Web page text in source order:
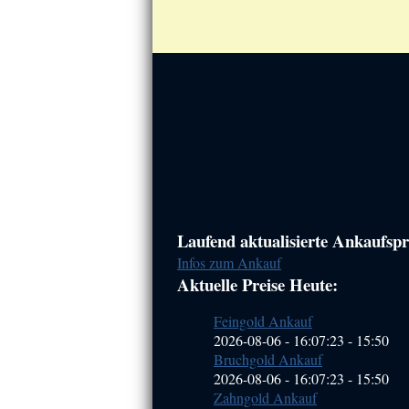
Haupt-
Sidebar
(Primary)
Laufend aktualisierte
Infos zum Ankauf
Aktuelle Preise Heute:
Feingold Ankauf
2026-08-06 - 16:07:23 - 15:50
Bruchgold Ankauf
2026-08-06 - 16:07:23 - 15:50
Zahngold Ankauf